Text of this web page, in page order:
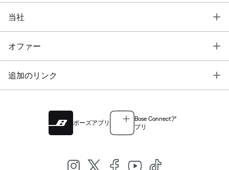
当社
オファー
追加のリンク
ボーズアプリ
Bose Connectア
プリ